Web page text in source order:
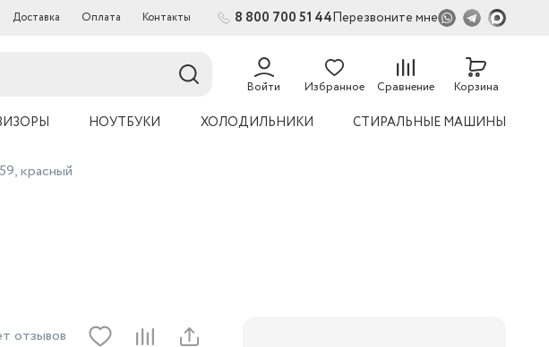
Доставка Оплата Контакты 8 800 700 51 44Перезвоните мне
Войти Избранное Сравнение
54
Корзина
НОУТБУКИ ХОЛОДИЛЬНИКИ СТИРАЛЬНЫЕ МАШИНЫ
красный
отзывов